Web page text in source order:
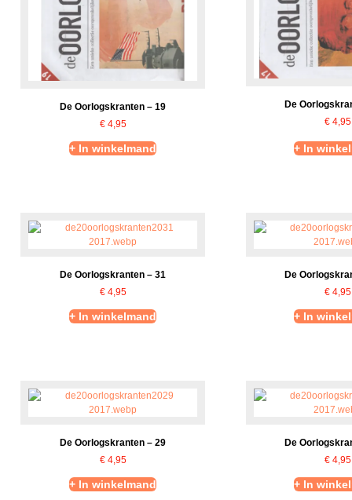
De Oorlogskranten – 19
€4,95
+ In winkelmand
De
€4,95
+ In
De Oorlogskranten – 31
€4,95
+ In winkelmand
De
€4,95
+ In
De Oorlogskranten – 29
€4,95
+ In winkelmand
De
€4,95
+ In